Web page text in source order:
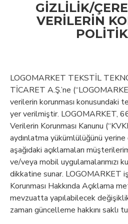
GİZLİLİK/
VERİLERİN
LOGOMARKET TEKSTİL
TİCARET A.Ş.’ne
verilerin korunması konusundaki
yer verilmiştir. LOGOMARKET,
Verilerin Korunması Kanunu
aydınlatma yükümlülüğünü
aşağıdaki açıklamaları
ve/veya mobil uygulamalarımızı
dikkatine sunar. LOGOMARKET
Korunması Hakkında Açıklama
mevzuatta yapılabilecek
zaman güncelleme hakkını saklı